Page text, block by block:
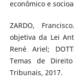
econômico e
ZARDO,
objetiva da Lei
René Ariel;
Temas de
Tribunais, 2017.